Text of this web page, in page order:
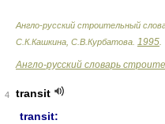
Англо-русский строительный
С.К.Кашкина, С.В.Курбатова 1995
Англо-русский словарь
4
transit
transit: